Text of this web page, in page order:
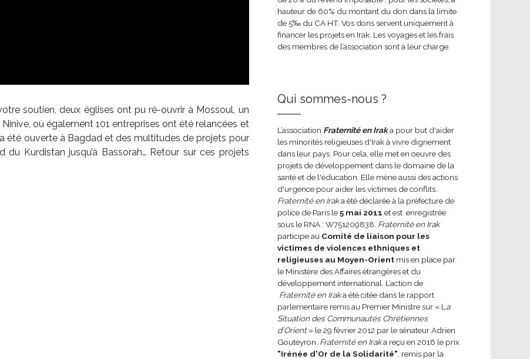
soutien, deux églises ont pu ré-ouvrir à Mossoul, un
où également 101 entreprises ont été relancées et
été ouverte à Bagdad et des multitudes de projets pour
Kurdistan jusqu’à Bassorah… Retour sur ces projets
hauteur de 60% du montant du don dans la limite
de 5‰ du CA HT. Vos dons servent uniquement à
financer les projets en Irak. Les voyages et les frais
des membres de l’association sont à leur charge.
Qui sommes-nous ?
L’association Fraternité en Iraka pour but d'aider
les minorités religieuses d'Irak à vivre dignement
dans leur pays. Pour cela, elle met en oeuvre des
projets de développement dans le domaine de la
santé et de l'éducation. Elle mène aussi des actions
d'urgence pour aider les victimes de conflits.
Fraternité en Iraka été déclarée à la préfecture de
police de Paris le5 mai 2011 et est enregistrée
sous le RNA : W751209838. Fraternité en Irak
participe au Comité de liaison pour les
victimes de violences ethniques et
religieuses au Moyen-Orientmis en place par
le Ministère des Affaires étrangères et du
développement international. L’action de
Fraternité en Iraka été citée dans le rapport
parlementaire remis au Premier Ministre sur « L a
Situation des Communautés Chrétiennes
d’Orient» le 29 février 2012 par le sénateur Adrien
Gouteyron. Fraternité en Iraka reçu en 2016 le prix
"Irénée d'Or de la Solidarité" , remis par la